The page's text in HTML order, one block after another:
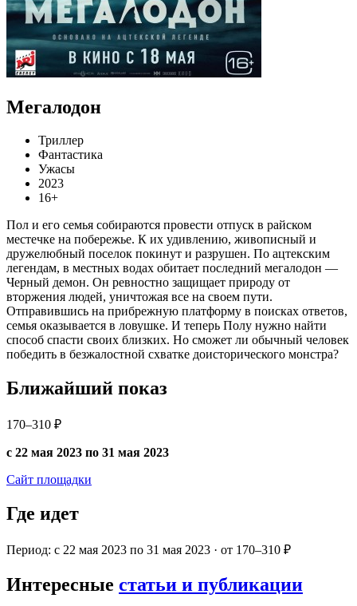
Мегалодон
Триллер
Фантастика
Ужасы
2023
16+
Пол и его семья собираются провести отпуск в райском
местечке на побережье. К их удивлению, живописный и
дружелюбный поселок покинут и разрушен. По ацтекским
легендам, в местных водах обитает последний мегалодон —
Черный демон. Он ревностно защищает природу от
вторжения людей, уничтожая все на своем пути.
Отправившись на прибрежную платформу в поисках ответов,
семья оказывается в ловушке. И теперь Полу нужно найти
способ спасти своих близких. Но сможет ли обычный человек
победить в безжалостной схватке доисторического монстра?
Ближайший показ
170–310 ₽
с 22 мая 2023 по 31 мая 2023
Сайт площадки
Где идет
Период: с 22 мая 2023 по 31 мая 2023 · от 170–310 ₽
Интересные статьи и публикации